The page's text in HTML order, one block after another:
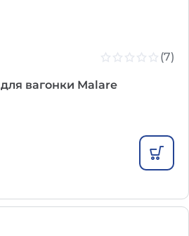
(7)
вагонки Malare